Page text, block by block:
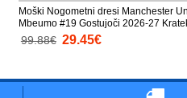
Moški Nogometni dresi Manchester
Mbeumo #19 Gostujoči 2026-27
99.88€ 29.45€